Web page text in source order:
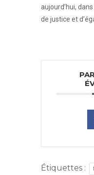
aujourd’hui,
de justice et
Étiquettes :